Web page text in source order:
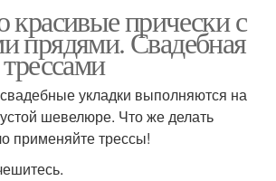
красивые прически с
прядями. Свадебная
укладки выполняются на
шевелюре. Что же делать
применяйте трессы!